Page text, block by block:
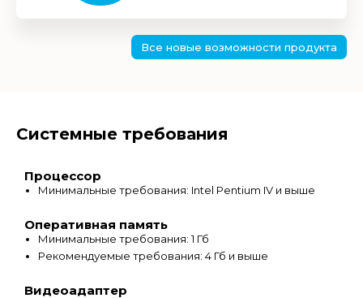
Все новые возможности продукта
Системные требования
Процессор
Минимальные требования: Intel Pentium IV и выше
Оперативная память
Минимальные требования: 1 Гб
Рекомендуемые требования: 4 Гб и выше
Видеоадаптер